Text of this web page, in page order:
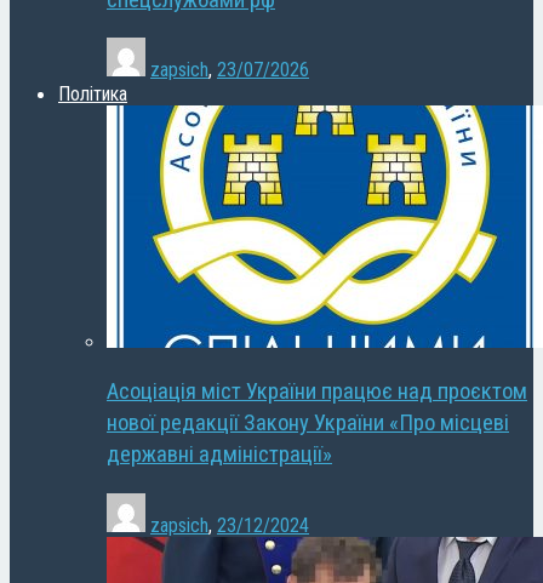
zapsich, 23/07/2026
Політика
Асоціація міст України працює над проєктом
нової редакції Закону України «Про місцеві
державні адміністрації»
zapsich, 23/12/2024